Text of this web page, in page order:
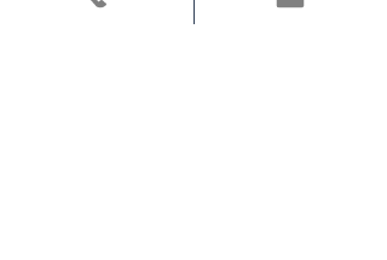
votre ventre